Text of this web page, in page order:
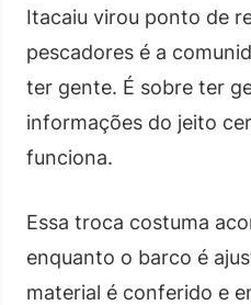
Itacaiu virou ponto de
pescadores é a
ter gente. É sobre ter
informações do jeito
funciona.
Essa troca costuma
enquanto o barco é
material é conferido e